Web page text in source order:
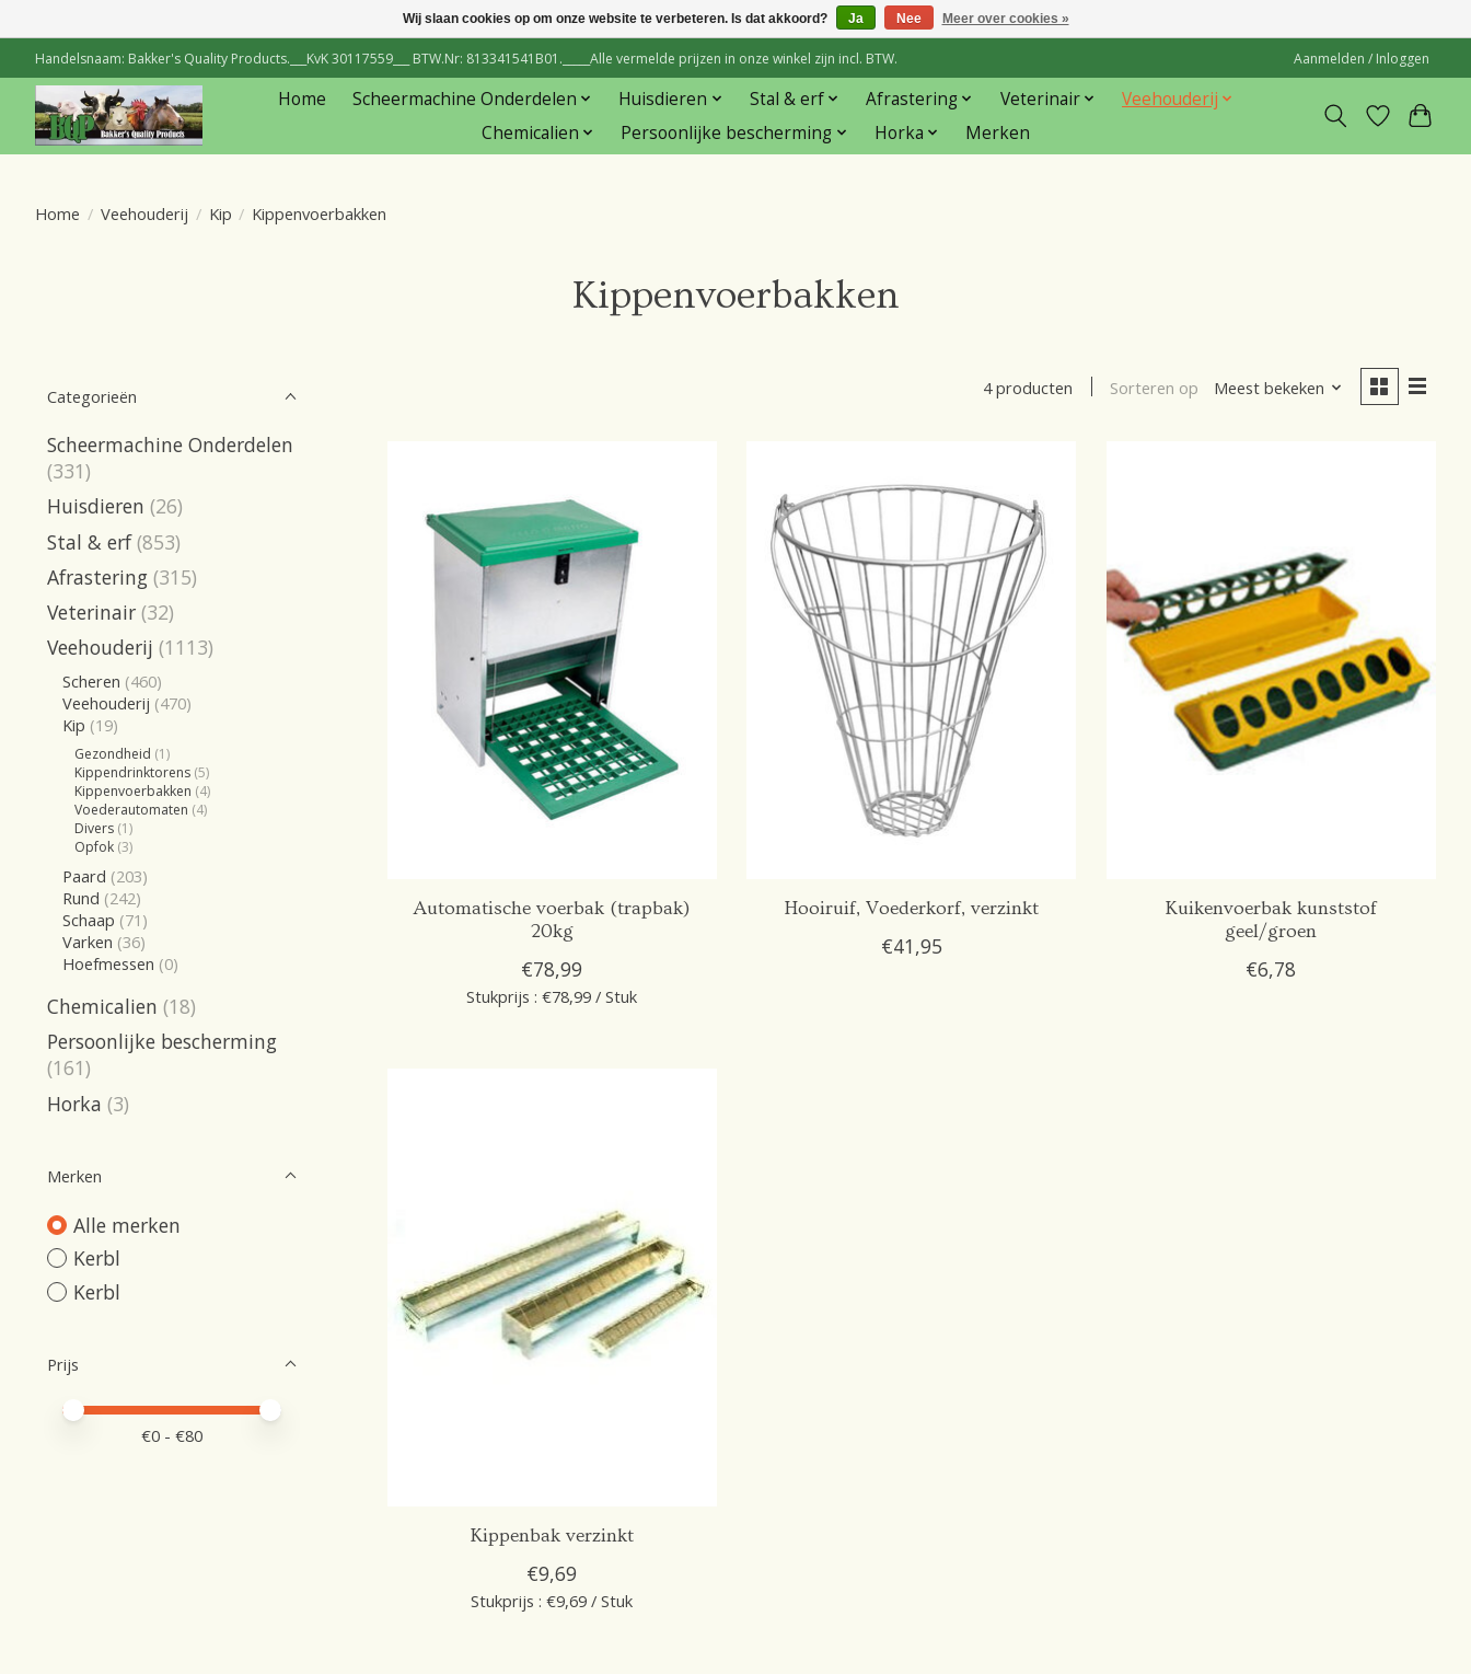
Handelsnaam: Bakker's Quality Products.___KvK 30117559___ BTW.Nr: 813341541B01._____Alle vermelde prijzen in onze winkel zijn incl. BTW. Aanmelden / Inloggen
Home Scheermachine Onderdelen Huisdieren Stal & erf Afrastering Veterinair
Veehouderij
Chemicalien
Persoonlijke bescherming Horka Merken
Home / Veehouderij / Kip / Kippenvoerbakken
Kippenvoerbakken
Categorieën
Scheermachine Onderdelen
(331)
Huisdieren (26)
Stal & erf (853)
Afrastering (315)
Veterinair (32)
Veehouderij (1113)
Scheren (460)
Veehouderij (470)
Kip (19)
Gezondheid (1)
Kippendrinktorens (5)
Kippenvoerbakken (4)
Voederautomaten (4)
Divers (1)
Opfok (3)
Paard (203)
Rund (242)
Schaap (71)
Varken (36)
Hoefmessen (0)
Chemicalien (18)
Persoonlijke bescherming
(161)
Horka (3)
Merken
Alle merken
Kerbl
Kerbl
Prijs
Minimale prijswaarde
Price maximum value
€0 - €80
4 producten Sorteren op Meest bekeken
Automatische voerbak (trapbak)
20kg
€78,99
Stukprijs : €78,99 / Stuk
Hooiruif, Voederkorf, verzinkt
€41,95
Kuikenvoerbak kunststof
geel/groen
€6,78
Kippenbak verzinkt
€9,69
Stukprijs : €9,69 / Stuk
Wij slaan cookies op om onze website te verbeteren. Is dat akkoord? Ja Nee Meer over cookies »